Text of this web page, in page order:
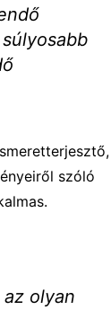
szóló
olyan